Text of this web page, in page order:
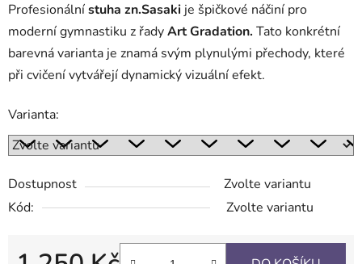
Profesionálnístuha zn.Sasaki je špičkové náčiní pro
moderní gymnastiku z řadyArt Gradation. Tato konkrétní
barevná varianta je znamá svým plynulými přechody, které
při cvičení vytvářejí dynamický vizuální efekt.
Varianta:
Dostupnost
Zvolte variantu
Kód:
Zvolte variantu